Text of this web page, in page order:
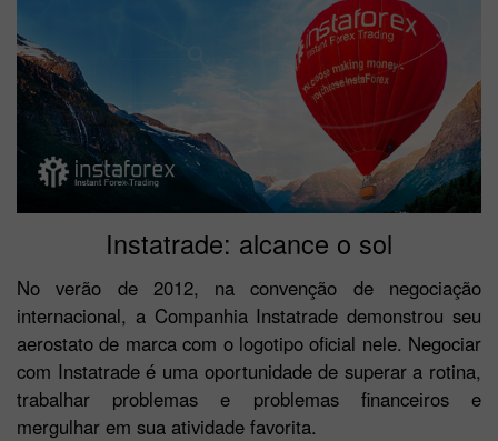
Instatrade: alcance o sol
No verão de 2012, na convenção de negociação
internacional, a Companhia Instatrade demonstrou seu
aerostato de marca com o logotipo oficial nele. Negociar
com Instatrade é uma oportunidade de superar a rotina,
trabalhar problemas e problemas financeiros e
mergulhar em sua atividade favorita.